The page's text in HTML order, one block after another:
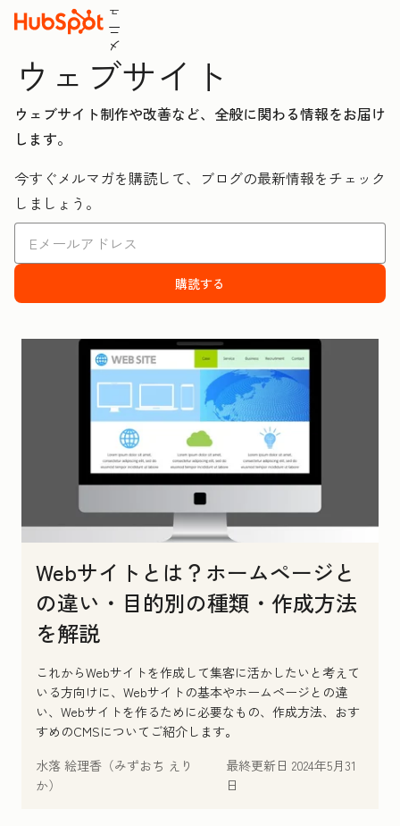
メ
ニ
ュ
ウェブサイト
ウェブサイト制作や改善など、全般に関わる情報をお届け
します。
今すぐメルマガを購読して、ブログの最新情報をチェック
しましょう。
購読する
Webサイトとは？ホームページと
の違い・目的別の種類・作成方法
を解説
これからWebサイトを作成して集客に活かしたいと考えて
いる方向けに、Webサイトの基本やホームページとの違
い、Webサイトを作るために必要なもの、作成方法、おす
すめのCMSについてご紹介します。
水落 絵理香（みずおち えり
か）
最終更新日 2024年5月31
日